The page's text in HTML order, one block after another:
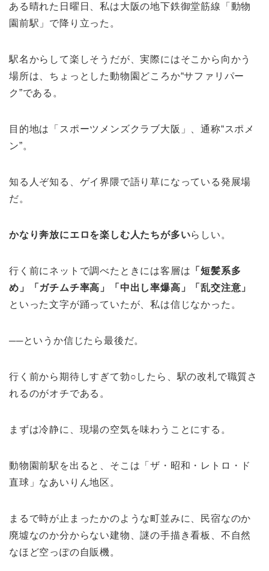
ある晴れた日曜日、私は大阪の地下鉄御堂筋線「動物
園前駅」で降り立った。
駅名からして楽しそうだが、実際にはそこから向かう
場所は、ちょっとした動物園どころか“サファリパー
ク”である。
目的地は「スポーツメンズクラブ大阪」、通称“スポメ
ン”。
知る人ぞ知る、ゲイ界隈で語り草になっている発展場
だ。
かなり奔放にエロを楽しむ人たちが多いらしい。
行く前にネットで調べたときには客層は 「短髪系多
め」「ガチムチ率高」「中出し率爆高」「乱交注意」
といった文字が踊っていたが、私は信じなかった。
──というか信じたら最後だ。
行く前から期待しすぎて勃○したら、駅の改札で職質さ
れるのがオチである。
まずは冷静に、現場の空気を味わうことにする。
動物園前駅を出ると、そこは「ザ・昭和・レトロ・ド
直球」なあいりん地区。
まるで時が止まったかのような町並みに、民宿なのか
廃墟なのか分からない建物、謎の手描き看板、不自然
なほど空っぽの自販機。